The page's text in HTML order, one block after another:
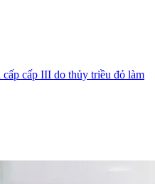
cấp III do thủy triều đỏ làm